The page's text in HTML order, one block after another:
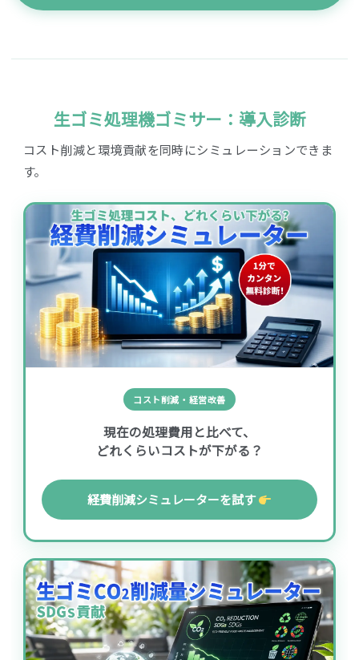
生ゴミ処理機ゴミサー：導入診断
コスト削減と環境貢献を同時にシミュレーションできま
す。
コスト削減・経営改善
現在の処理費用と比べて、
どれくらいコストが下がる？
経費削減シミュレーターを試す